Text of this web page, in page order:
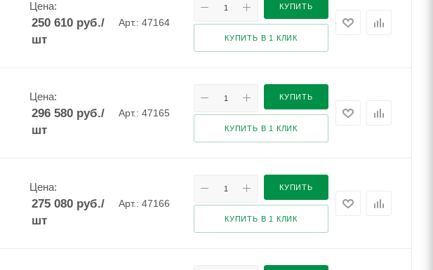
Цена:
250 610руб./
шт
Арт.: 47164
КУПИТЬ
КУПИТЬ В 1 КЛИК
Цена:
296 580руб./
шт
Арт.: 47165
КУПИТЬ
КУПИТЬ В 1 КЛИК
Цена:
275 080руб./
шт
Арт.: 47166
КУПИТЬ
КУПИТЬ В 1 КЛИК